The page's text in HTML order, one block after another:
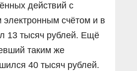
действий с
электронным счётом и в
13 тысяч рублей. Ещё
таким же
40 тысяч рублей.